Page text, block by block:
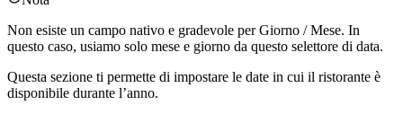
Non esiste un campo nativo e gradevole per Giorno / Mese. In
questo caso, usiamo solo mese e giorno da questo selettore di data.
Questa sezione ti permette di impostare le date in cui il ristorante è
disponibile durante l’anno.